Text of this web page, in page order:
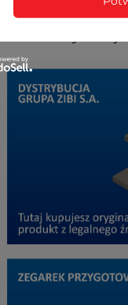
centralny ZIBI